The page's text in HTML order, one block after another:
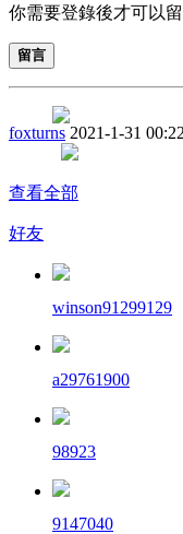
你需要登錄後才可以
留言
foxturns 2021-1-31 00:22
查看全部
好友
winson91299129
a29761900
98923
9147040